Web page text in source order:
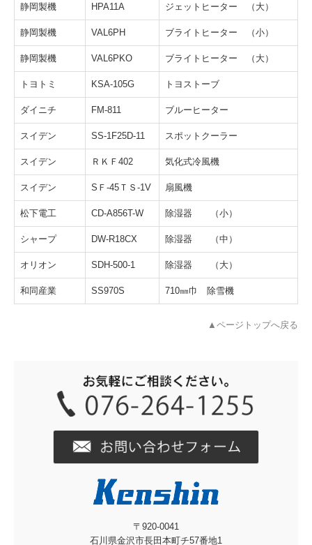
静岡製機 HPA11A ジェットヒーター （大）
静岡製機 VAL6PH ブライトヒーター （小）
静岡製機 VAL6PKO ブライトヒーター （大）
トヨトミ KSA-105G トヨストーブ
ダイニチ FM-811 ブルーヒーター
スイデン SS-1F25D-11 スポットクーラー
スイデン ＲＫＦ402 気化式冷風機
スイデン SＦ-45ＴＳ-1V 扇風機
松下電工 CD-A856T-W 除湿器 （小）
シャープ DW-R18CX 除湿器 （中）
オリオン SDH-500-1 除湿器 （大）
和同産業 SS970S 710㎜巾 除雪機
▲ページトップへ戻る
〒920-0041
石川県金沢市長田本町チ57番地1